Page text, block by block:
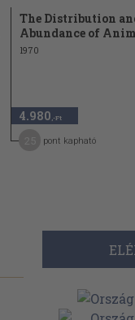
The Distribution
Abundance of
1970
4.980 ,-Ft
pont kapható